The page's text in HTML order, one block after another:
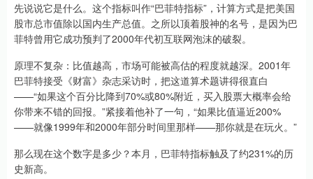
先说说它是什么。这个指标叫作“巴菲特指标”，计算方式是把美国
股市总市值除以国内生产总值。之所以顶着股神的名号，是因为巴
菲特曾用它成功预判了2000年代初互联网泡沫的破裂。
原理不复杂：比值越高，市场可能被高估的程度就越深。2001年
巴菲特接受《财富》杂志采访时，把这道算术题讲得很直白
——“如果这个百分比降到70%或80%附近，买入股票大概率会给
你带来不错的回报。”紧接着他补了一句，“如果比值逼近200%
——就像1999年和2000年部分时间里那样——那你就是在玩火。”
那么现在这个数字是多少？本月，巴菲特指标触及了约231%的历
史新高。